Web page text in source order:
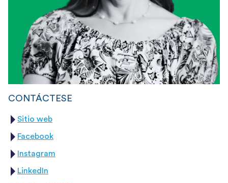
CONTÁCTESE
Sitio web
Facebook
Instagram
LinkedIn